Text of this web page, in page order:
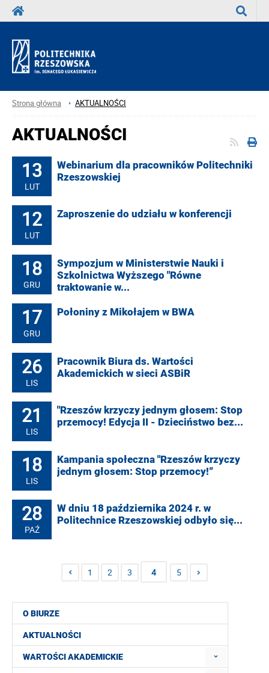
Strona główna AKTUALNOŚCI
O BIURZE
AKTUALNOŚCI
WARTOŚCI AKADEMICKIE
AKTUALNOŚCI
13
LUT
Webinarium dla pracowników Politechniki
Rzeszowskiej
12
LUT
Zaproszenie do udziału w konferencji
18
GRU
Sympozjum w Ministerstwie Nauki i
Szkolnictwa Wyższego "Równe
traktowanie w...
17
GRU
Połoniny z Mikołajem w BWA
26
LIS
Pracownik Biura ds. Wartości
Akademickich w sieci ASBiR
21
LIS
"Rzeszów krzyczy jednym głosem: Stop
przemocy! Edycja II - Dzieciństwo bez...
18
LIS
Kampania społeczna "Rzeszów krzyczy
jednym głosem: Stop przemocy!”
28
PAŹ
W dniu 18 października 2024 r. w
Politechnice Rzeszowskiej odbyło się...
1 2 3 4 5